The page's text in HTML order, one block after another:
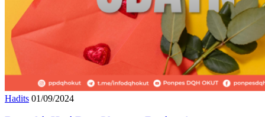
Hadits 01/09/2024
Penyakit Hati Dan Obatnya Bagian 4